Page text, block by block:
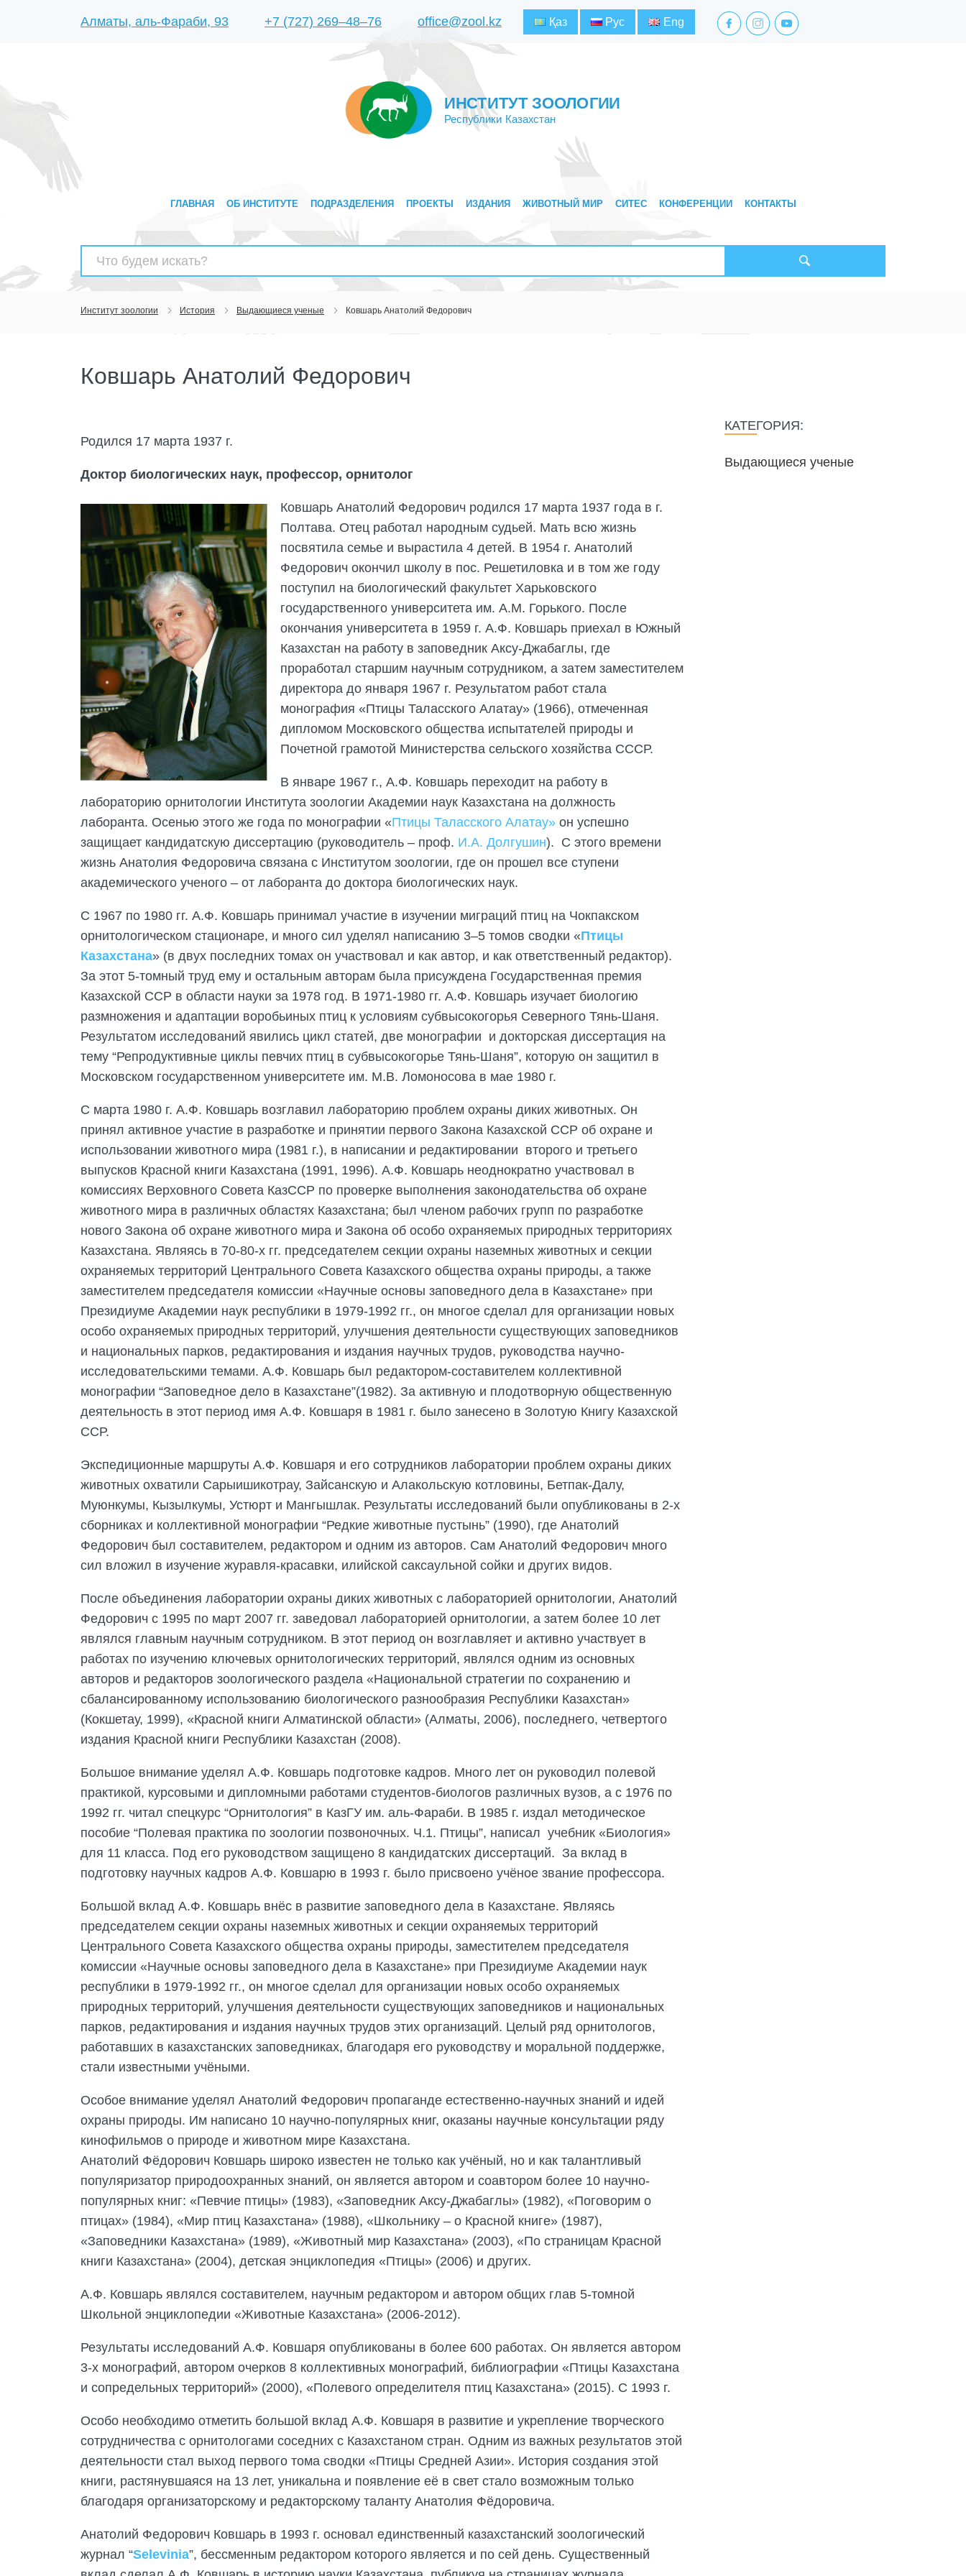
Алматы, аль-Фараби, 93 +7 (727) 269‒48‒76 office@zool.kz Қаз Рус Eng facebook.com
instagram.com
youtube.com
ИНСТИТУТ ЗООЛОГИИ
Республики Казахстан
ГЛАВНАЯ ОБ ИНСТИТУТЕ ПОДРАЗДЕЛЕНИЯ ПРОЕКТЫ ИЗДАНИЯ ЖИВОТНЫЙ МИР СИТЕС КОНФЕРЕНЦИИ КОНТАКТЫ
Найти:
Институт зоологии История Выдающиеся ученые Ковшарь Анатолий Федорович
Ковшарь Анатолий Федорович
Родился 17 марта 1937 г.
Доктор биологических наук, профессор, орнитолог
Ковшарь Анатолий Федорович родился 17 марта 1937 года в г.
Полтава. Отец работал народным судьей. Мать всю жизнь
посвятила семье и вырастила 4 детей. В 1954 г. Анатолий
Федорович окончил школу в пос. Решетиловка и в том же году
поступил на биологический факультет Харьковского
государственного университета им. А.М. Горького. После
окончания университета в 1959 г. А.Ф. Ковшарь приехал в Южный
Казахстан на работу в заповедник Аксу-Джабаглы, где
проработал старшим научным сотрудником, а затем заместителем
директора до января 1967 г. Результатом работ стала
монография «Птицы Таласского Алатау» (1966), отмеченная
дипломом Московского общества испытателей природы и
Почетной грамотой Министерства сельского хозяйства СССР.
В январе 1967 г., А.Ф. Ковшарь переходит на работу в
лабораторию орнитологии Института зоологии Академии наук Казахстана на должность
лаборанта. Осенью этого же года по монографии «Птицы Таласского Алатау»он успешно
защищает кандидатскую диссертацию (руководитель – проф. И.А. Долгушин). С этого времени
жизнь Анатолия Федоровича связана с Институтом зоологии, где он прошел все ступени
академического ученого – от лаборанта до доктора биологических наук.
С 1967 по 1980 гг. А.Ф. Ковшарь принимал участие в изучении миграций птиц на Чокпакском
орнитологическом стационаре, и много сил уделял написанию 3–5 томов сводки «Птицы
Казахстана» (в двух последних томах он участвовал и как автор, и как ответственный редактор).
За этот 5-томный труд ему и остальным авторам была присуждена Государственная премия
Казахской ССР в области науки за 1978 год. В 1971-1980 гг. А.Ф. Ковшарь изучает биологию
размножения и адаптации воробьиных птиц к условиям субвысокогорья Северного Тянь-Шаня.
Результатом исследований явились цикл статей, две монографии и докторская диссертация на
тему “Репродуктивные циклы певчих птиц в субвысокогорье Тянь-Шаня”, которую он защитил в
Московском государственном университете им. М.В. Ломоносова в мае 1980 г.
С марта 1980 г. А.Ф. Ковшарь возглавил лабораторию проблем охраны диких животных. Он
принял активное участие в разработке и принятии первого Закона Казахской ССР об охране и
использовании животного мира (1981 г.), в написании и редактировании второго и третьего
выпусков Красной книги Казахстана (1991, 1996). А.Ф. Ковшарь неоднократно участвовал в
комиссиях Верховного Совета КазССР по проверке выполнения законодательства об охране
животного мира в различных областях Казахстана; был членом рабочих групп по разработке
нового Закона об охране животного мира и Закона об особо охраняемых природных территориях
Казахстана. Являясь в 70-80-х гг. председателем секции охраны наземных животных и секции
охраняемых территорий Центрального Совета Казахского общества охраны природы, а также
заместителем председателя комиссии «Научные основы заповедного дела в Казахстане» при
Президиуме Академии наук республики в 1979-1992 гг., он многое сделал для организации новых
особо охраняемых природных территорий, улучшения деятельности существующих заповедников
и национальных парков, редактирования и издания научных трудов, руководства научно-
исследовательскими темами. А.Ф. Ковшарь был редактором-составителем коллективной
монографии “Заповедное дело в Казахстане”(1982). За активную и плодотворную общественную
деятельность в этот период имя А.Ф. Ковшаря в 1981 г. было занесено в Золотую Книгу Казахской
ССР.
Экспедиционные маршруты А.Ф. Ковшаря и его сотрудников лаборатории проблем охраны диких
животных охватили Сарыишикотрау, Зайсанскую и Алакольскую котловины, Бетпак-Далу,
Муюнкумы, Кызылкумы, Устюрт и Мангышлак. Результаты исследований были опубликованы в 2-х
сборниках и коллективной монографии “Редкие животные пустынь” (1990), где Анатолий
Федорович был составителем, редактором и одним из авторов. Сам Анатолий Федорович много
сил вложил в изучение журавля-красавки, илийской саксаульной сойки и других видов.
После объединения лаборатории охраны диких животных с лабораторией орнитологии, Анатолий
Федорович с 1995 по март 2007 гг. заведовал лабораторией орнитологии, а затем более 10 лет
являлся главным научным сотрудником. В этот период он возглавляет и активно участвует в
работах по изучению ключевых орнитологических территорий, являлся одним из основных
авторов и редакторов зоологического раздела «Национальной стратегии по сохранению и
сбалансированному использованию биологического разнообразия Республики Казахстан»
(Кокшетау, 1999), «Красной книги Алматинской области» (Алматы, 2006), последнего, четвертого
издания Красной книги Республики Казахстан (2008).
Большое внимание уделял А.Ф. Ковшарь подготовке кадров. Много лет он руководил полевой
практикой, курсовыми и дипломными работами студентов-биологов различных вузов, а с 1976 по
1992 гг. читал спецкурс “Орнитология” в КазГУ им. аль-Фараби. В 1985 г. издал методическое
пособие “Полевая практика по зоологии позвоночных. Ч.1. Птицы”, написал учебник «Биология»
для 11 класса. Под его руководством защищено 8 кандидатских диссертаций. За вклад в
подготовку научных кадров А.Ф. Ковшарю в 1993 г. было присвоено учёное звание профессора.
Большой вклад А.Ф. Ковшарь внёс в развитие заповедного дела в Казахстане. Являясь
председателем секции охраны наземных животных и секции охраняемых территорий
Центрального Совета Казахского общества охраны природы, заместителем председателя
комиссии «Научные основы заповедного дела в Казахстане» при Президиуме Академии наук
республики в 1979-1992 гг., он многое сделал для организации новых особо охраняемых
природных территорий, улучшения деятельности существующих заповедников и национальных
парков, редактирования и издания научных трудов этих организаций. Целый ряд орнитологов,
работавших в казахстанских заповедниках, благодаря его руководству и моральной поддержке,
стали известными учёными.
Особое внимание уделял Анатолий Федорович пропаганде естественно-научных знаний и идей
охраны природы. Им написано 10 научно-популярных книг, оказаны научные консультации ряду
кинофильмов о природе и животном мире Казахстана.
Анатолий Фёдорович Ковшарь широко известен не только как учёный, но и как талантливый
популяризатор природоохранных знаний, он является автором и соавтором более 10 научно-
популярных книг: «Певчие птицы» (1983), «Заповедник Аксу-Джабаглы» (1982), «Поговорим о
птицах» (1984), «Мир птиц Казахстана» (1988), «Школьнику – о Красной книге» (1987),
«Заповедники Казахстана» (1989), «Животный мир Казахстана» (2003), «По страницам Красной
книги Казахстана» (2004), детская энциклопедия «Птицы» (2006) и других.
А.Ф. Ковшарь являлся составителем, научным редактором и автором общих глав 5-томной
Школьной энциклопедии «Животные Казахстана» (2006-2012).
Результаты исследований А.Ф. Ковшаря опубликованы в более 600 работах. Он является автором
3-х монографий, автором очерков 8 коллективных монографий, библиографии «Птицы Казахстана
и сопредельных территорий» (2000), «Полевого определителя птиц Казахстана» (2015). С 1993 г.
Особо необходимо отметить большой вклад А.Ф. Ковшаря в развитие и укрепление творческого
сотрудничества с орнитологами соседних с Казахстаном стран. Одним из важных результатов этой
деятельности стал выход первого тома сводки «Птицы Средней Азии». История создания этой
книги, растянувшаяся на 13 лет, уникальна и появление её в свет стало возможным только
благодаря организаторскому и редакторскому таланту Анатолия Фёдоровича.
Анатолий Федорович Ковшарь в 1993 г. основал единственный казахстанский зоологический
журнал “Selevinia”, бессменным редактором которого является и по сей день. Существенный
КАТЕГОРИЯ:
Выдающиеся ученые